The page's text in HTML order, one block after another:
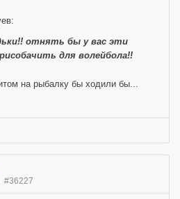
отнять бы у вас эти
для волейбола!!
на рыбалку бы ходили бы...
#36227